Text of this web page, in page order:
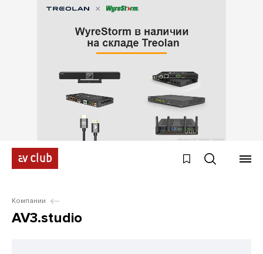
Компании
AV3.studio